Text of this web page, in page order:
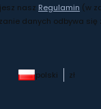
nasz Regulamin (w
danych odbywa się
polski zł